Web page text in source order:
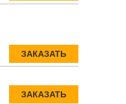
ЗАКАЗАТЬ
ЗАКАЗАТЬ